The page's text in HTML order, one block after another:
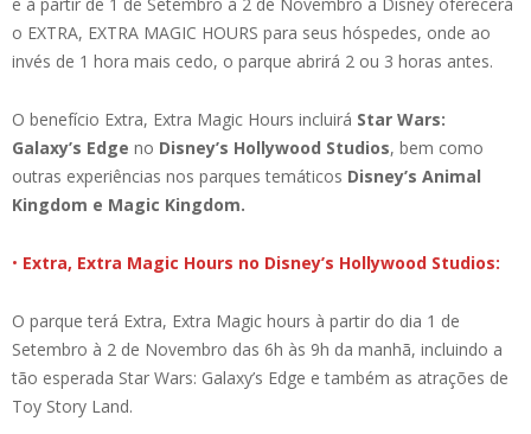
o EXTRA, EXTRA MAGIC HOURS para seus hóspedes, onde ao
invés de 1 hora mais cedo, o parque abrirá 2 ou 3 horas antes.
O benefício Extra, Extra Magic Hours incluirá Star Wars:
Galaxy’s Edge no Disney’s Hollywood Studios, bem como
outras experiências nos parques temáticos Disney’s Animal
Kingdom e Magic Kingdom.
• Extra, Extra Magic Hours no Disney’s Hollywood Studios:
O parque terá Extra, Extra Magic hours à partir do dia 1 de
Setembro à 2 de Novembro das 6h às 9h da manhã, incluindo a
tão esperada Star Wars: Galaxy’s Edge e também as atrações de
Toy Story Land.